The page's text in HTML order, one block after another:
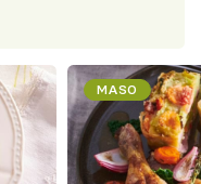
MASO